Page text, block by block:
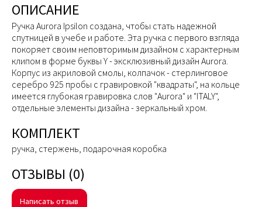
ОПИСАНИЕ
Ручка Aurora Ipsilon создана, чтобы стать надежной
спутницей в учебе и работе. Эта ручка с первого взгляда
покоряет своим неповторимым дизайном с характерным
клипом в форме буквы Y - эксклюзивный дизайн Aurora.
Корпус из акриловой смолы, колпачок - стерлинговое
серебро 925 пробы с гравировкой "квадраты", на кольце
имеется глубокая гравировка слов "Aurora" и "ITALY",
отдельные элементы дизайна - зеркальный хром.
КОМПЛЕКТ
ручка, стержень, подарочная коробка
ОТЗЫВЫ (0)
Написать отзыв